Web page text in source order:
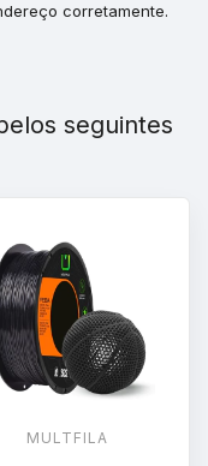
corretamente.
seguintes
MULTFILA